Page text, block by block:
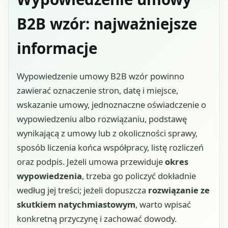
B2B wzór: najważniejsze
informacje
Wypowiedzenie umowy B2B wzór powinno
zawierać oznaczenie stron, datę i miejsce,
wskazanie umowy, jednoznaczne oświadczenie o
wypowiedzeniu albo rozwiązaniu, podstawę
wynikającą z umowy lub z okoliczności sprawy,
sposób liczenia końca współpracy, listę rozliczeń
oraz podpis. Jeżeli umowa przewidujeokres
wypowiedzenia, trzeba go policzyć dokładnie
według jej treści; jeżeli dopuszcza rozwiązanie ze
skutkiem natychmiastowym, warto wpisać
konkretną przyczynę i zachować dowody.